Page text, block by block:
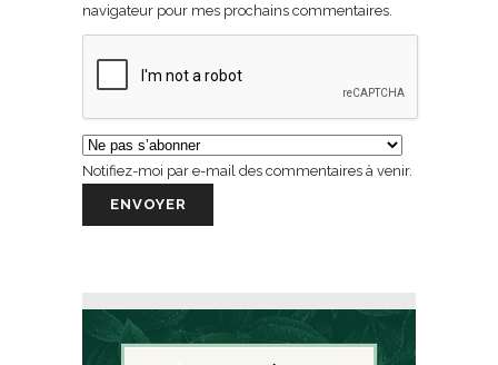
navigateur pour mes prochains commentaires.
Notifiez-moi par e-mail des commentaires à venir.